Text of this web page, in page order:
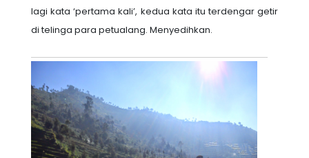
lagi kata ‘pertama kali’, kedua kata itu terdengar getir
di telinga para petualang. Menyedihkan.